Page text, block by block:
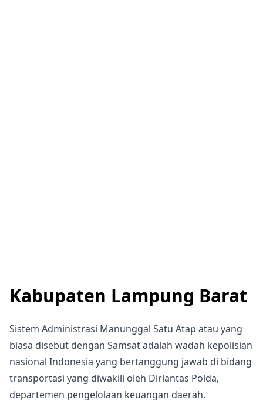
Kabupaten Lampung Barat
Sistem Administrasi Manunggal Satu Atap atau yang
biasa disebut dengan Samsat adalah wadah kepolisian
nasional Indonesia yang bertanggung jawab di bidang
transportasi yang diwakili oleh Dirlantas Polda,
departemen pengelolaan keuangan daerah.